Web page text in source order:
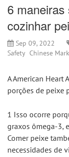
6
cozinhar
Sep 09, 2022
Safety Chinese
A American Heart
porções de peixe
1 Isso ocorre
graxos ômega-3,
Comer peixe
necessidades de